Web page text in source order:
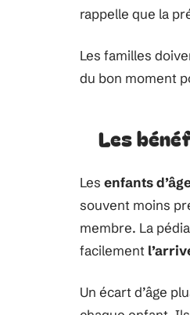
rappelle que la
Les familles
du bon moment
Les
Les enfants
souvent moins
membre. La
facilement
Un écart d’âge